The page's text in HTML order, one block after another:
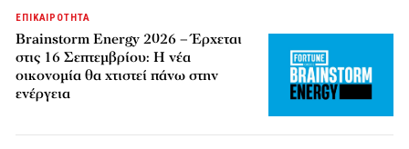
ΕΠΙΚΑΙΡΟΤΗΤΑ
Brainstorm Energy 2026 – Έρχεται
στις 16 Σεπτεμβρίου: Η νέα
οικονομία θα χτιστεί πάνω στην
ενέργεια